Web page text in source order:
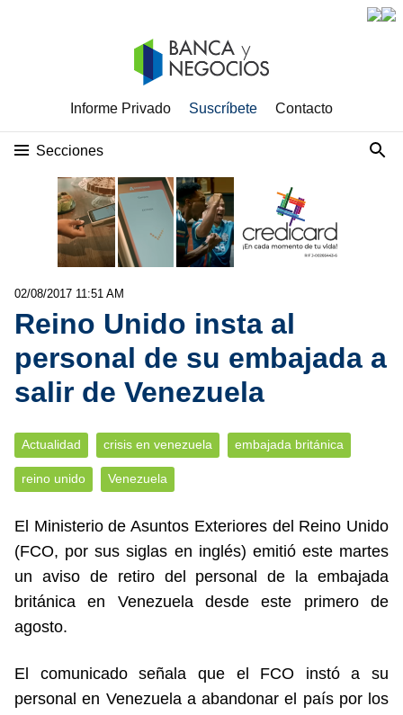
Informe Privado Suscríbete Contacto
Secciones
02/08/2017 11:51 AM
Reino Unido insta al
personal de su embajada a
salir de Venezuela
Actualidad crisis en venezuela embajada británica
reino unido Venezuela
El Ministerio de Asuntos Exteriores del Reino Unido
(FCO, por sus siglas en inglés) emitió este martes
un aviso de retiro del personal de la embajada
británica en Venezuela desde este primero de
agosto.
El comunicado señala que el FCO instó a su
personal en Venezuela a abandonar el país por los